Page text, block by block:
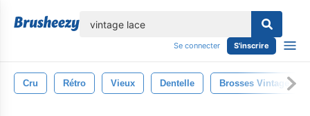
Se connecter S'inscrire
Cru Rétro Vieux Dentelle Brosses Vintage